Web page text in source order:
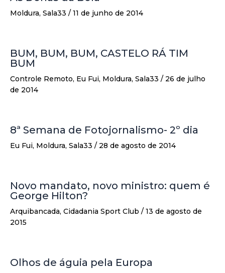
Moldura, Sala33 / 11 de junho de 2014
BUM, BUM, BUM, CASTELO RÁ TIM
BUM
Controle Remoto, Eu Fui, Moldura, Sala33 / 26 de julho
de 2014
8ª Semana de Fotojornalismo- 2º dia
Eu Fui, Moldura, Sala33 / 28 de agosto de 2014
Novo mandato, novo ministro: quem é
George Hilton?
Arquibancada, Cidadania Sport Club / 13 de agosto de
2015
Olhos de águia pela Europa